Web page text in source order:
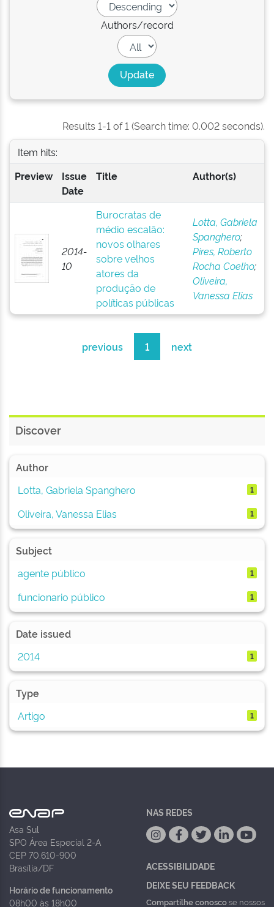
Authors/record
Results 1-1 of 1 (Search time: 0.002 seconds).
Item hits:
Preview
Issue
Date
Title Author(s)
2014-
10
Burocratas de
médio escalão:
novos olhares
sobre velhos
atores da
produção de
políticas públicas
Lotta, Gabriela
Spanghero;
Pires, Roberto
Rocha Coelho;
Oliveira,
Vanessa Elias
previous 1 next
Discover
Author
Lotta, Gabriela Spanghero
1
Oliveira, Vanessa Elias 1
Subject
agente público
1
funcionario público 1
Date issued
2014
1
Type
Artigo
1
Asa Sul
SPO Área Especial 2-A
CEP 70.610-900
Brasília/DF
Horário de funcionamento
08h00 às 18h00
NAS REDES
ACESSIBILIDADE
DEIXE SEU FEEDBACK
Compartilhe conoscose nossos